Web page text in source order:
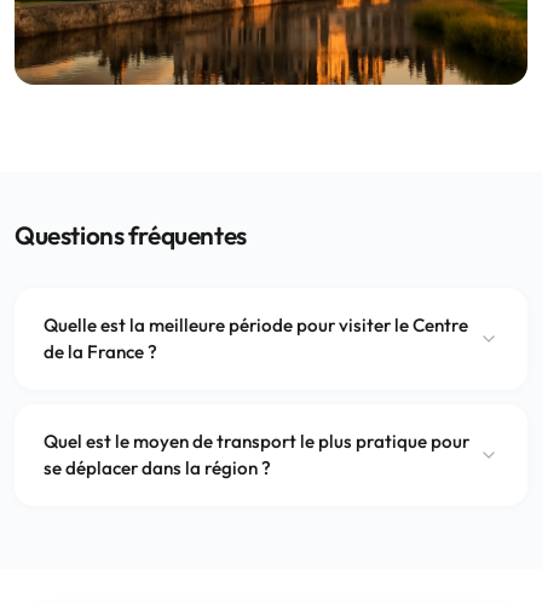
Questions fréquentes
Quelle est la meilleure période pour visiter le Centre
de la France ?
Quel est le moyen de transport le plus pratique pour
se déplacer dans la région ?